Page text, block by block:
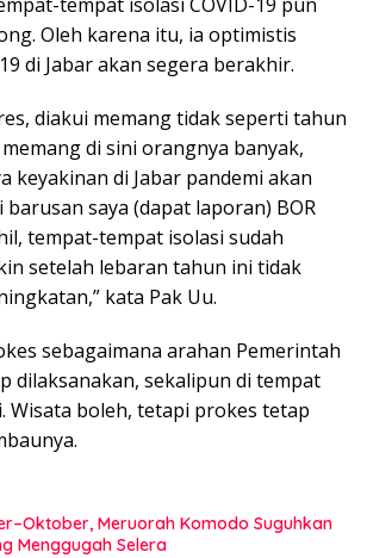
Oleh karena itu, ia optimistis
di Jabar akan segera berakhir.
diakui memang tidak seperti tahun
di sini orangnya banyak,
keyakinan di Jabar pandemi akan
saya (dapat laporan) BOR
tempat-tempat isolasi sudah
setelah lebaran tahun ini tidak
kata Pak Uu.
sebagaimana arahan Pemerintah
dilaksanakan, sekalipun di tempat
Wisata boleh, tetapi prokes tetap
Meruorah Komodo Suguhkan
Menggugah Selera